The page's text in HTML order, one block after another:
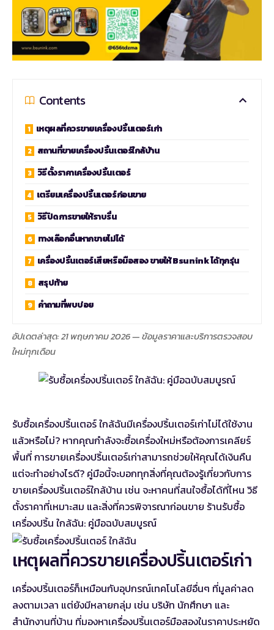
Contents
เหตุผลที่ควรขายเครื่องปริ้นเตอร์เก่า
สถานที่ขายเครื่องปริ้นเตอร์ใกล้บ้าน
วิธีตั้งราคาเครื่องปริ้นเตอร์
เตรียมเครื่องปริ้นเตอร์ก่อนขาย
วิธีปิดการขายให้ราบรื่น
ทางเลือกอื่นหากขายไม่ได้
เครื่องปริ้นเตอร์เสียหรือมือสอง ขายให้ Bsunink ได้ทุกรุ่น
สรุปท้าย
คำถามที่พบบ่อย
อัปเดตล่าสุด: 21 พฤษภาคม 2026 — ข้อมูลราคาและบริการตรวจสอบ
ใหม่ทุกเดือน
รับซื้อเครื่องปริ้นเตอร์ ใกล้ฉันมีเครื่องปริ้นเตอร์เก่าไม่ได้ใช้งาน
แล้วหรือไม่? หากคุณกำลังจะซื้อเครื่องใหม่หรือต้องการเคลียร์
พื้นที่ การขายเครื่องปริ้นเตอร์เก่าสามารถช่วยให้คุณได้เงินคืน
แต่จะทำอย่างไรดี? คู่มือนี้จะบอกทุกสิ่งที่คุณต้องรู้เกี่ยวกับการ
ขายเครื่องปริ้นเตอร์ใกล้บ้าน เช่น จะหาคนที่สนใจซื้อได้ที่ไหน วิธี
ตั้งราคาที่เหมาะสม และสิ่งที่ควรพิจารณาก่อนขาย ร้านรับซื้อ
เครื่องปริ้น ใกล้ฉัน: คู่มือฉบับสมบูรณ์
เหตุผลที่ควรขายเครื่องปริ้นเตอร์เก่า
เครื่องปริ้นเตอร์ก็เหมือนกับอุปกรณ์เทคโนโลยีอื่นๆ ที่มูลค่าลด
ลงตามเวลา แต่ยังมีหลายกลุ่ม เช่น บริษัท นักศึกษา และ
สำนักงานที่บ้าน ที่มองหาเครื่องปริ้นเตอร์มือสองในราคาประหยัด